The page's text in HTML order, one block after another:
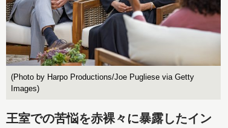
(Photo by Harpo Productions/Joe Pugliese via Getty
Images)
王室での苦悩を赤裸々に暴露したイン